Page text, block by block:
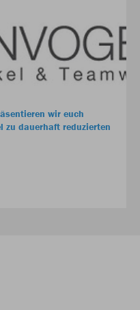
wir euch
zu dauerhaft reduzierten